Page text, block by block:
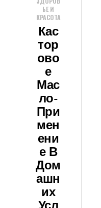
ЬЕ И
КРАСОТА
Кас
Тор
Ово
Е
Мас
Ло-
При
Мен
Ени
Е В
Дом
Ашн
Их